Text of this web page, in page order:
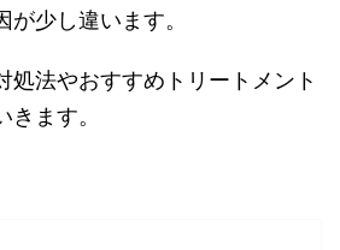
少し違います。
処法やおすすめトリートメント
ます。